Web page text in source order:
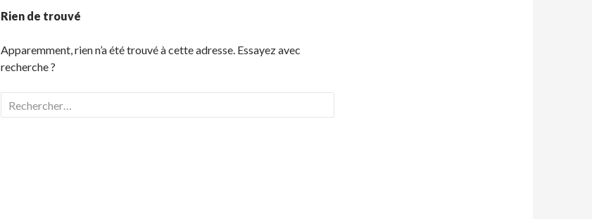
Rien de trouvé
Apparemment, rien n’a été trouvé à cette adresse. Essayez avec
recherche ?
Rechercher :